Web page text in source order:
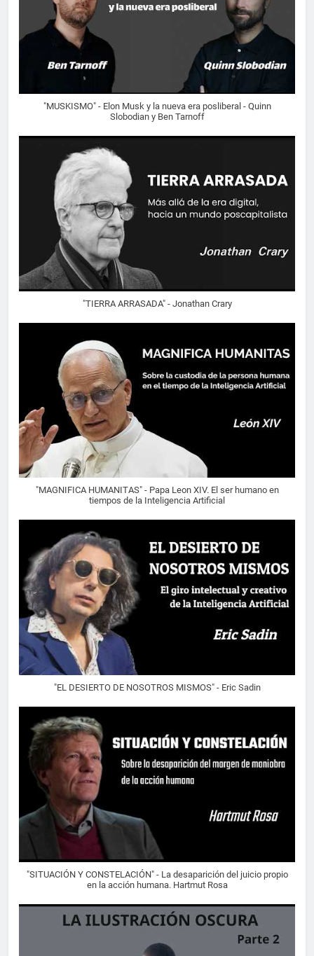
"MUSKISMO" - Elon Musk y la nueva era posliberal - Quinn
Slobodian y Ben Tarnoff
"TIERRA ARRASADA" - Jonathan Crary
"MAGNIFICA HUMANITAS" - Papa Leon XIV. El ser humano en
tiempos de la Inteligencia Artificial
"EL DESIERTO DE NOSOTROS MISMOS" - Eric Sadin
"SITUACIÓN Y CONSTELACIÓN" - La desaparición del juicio propio
en la acción humana. Hartmut Rosa